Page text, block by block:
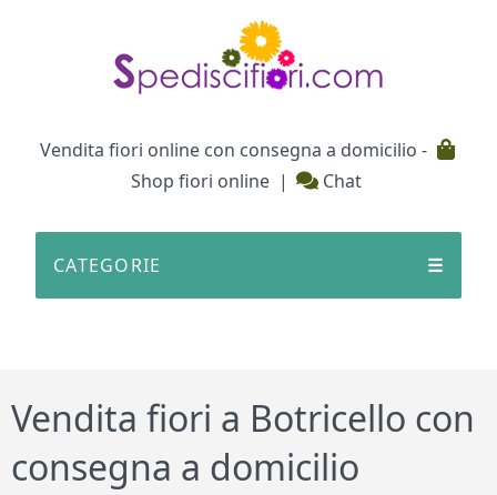
Vendita fiori online con consegna a domicilio -
Shop fiori online | Chat
CATEGORIE ☰
Vendita fiori a Botricello con
consegna a domicilio